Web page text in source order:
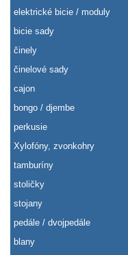
elektrické bicie / moduly
bicie sady
činely
činelové sady
cajon
bongo / djembe
perkusie
Xylofóny, zvonkohry
tamburíny
stoličky
stojany
pedále / dvojpedále
blany